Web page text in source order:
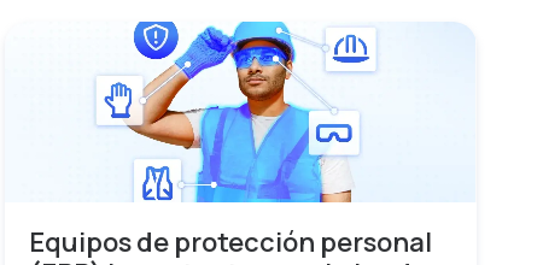
Equipos de protección personal